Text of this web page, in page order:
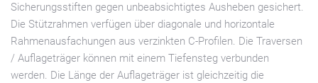
Sicherungsstiften gegen unbeabsichtigtes Ausheben gesichert.
Die Stützrahmen verfügen über diagonale und horizontale
Rahmenausfachungen aus verzinkten C-Profilen. Die Traversen
/ Auflageträger können mit einem Tiefensteg verbunden
werden. Die Länge der Auflageträger ist gleichzeitig die